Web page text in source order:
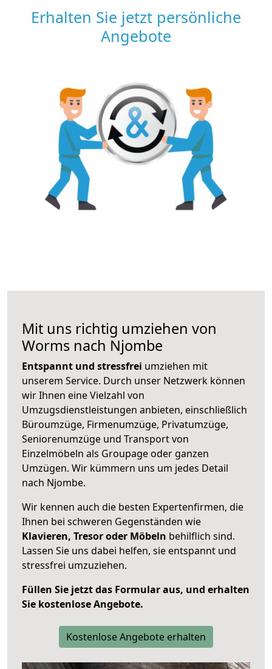
Erhalten Sie jetzt persönliche
Angebote
Mit uns richtig umziehen von
Worms nach Njombe
Entspannt und stressfrei umziehen mit
unserem Service. Durch unser Netzwerk können
wir Ihnen eine Vielzahl von
Umzugsdienstleistungen anbieten, einschließlich
Büroumzüge, Firmenumzüge, Privatumzüge,
Seniorenumzüge und Transport von
Einzelmöbeln als Groupage oder ganzen
Umzügen. Wir kümmern uns um jedes Detail
nach Njombe.
Wir kennen auch die besten Expertenfirmen, die
Ihnen bei schweren Gegenständen wie
Klavieren, Tresor oder Möbeln behilflich sind.
Lassen Sie uns dabei helfen, sie entspannt und
stressfrei umzuziehen.
Füllen Sie jetzt das Formular aus, und erhalten
Sie kostenlose Angebote.
Kostenlose Angebote erhalten